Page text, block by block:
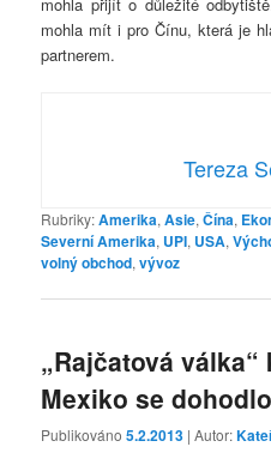
mohla mít i pro Čínu, která je
partnerem.
Tereza
Rubriky:Amerika,Asie,Čína,
Severní Amerika, UPI, USA,
volný obchod,vývoz
„Rajčatová válka“
Mexiko se
Publikováno5.2.2013 | Autor: